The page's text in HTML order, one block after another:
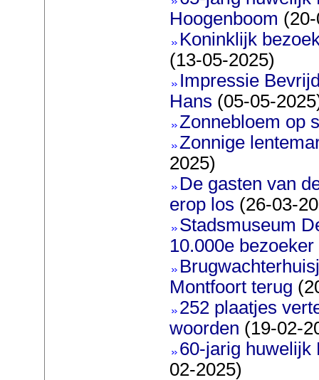
Hoogenboom
Koninklijk
(13-05-2025)
Impressie
Hans (05-05-
Zonnebloem op
Zonnige
2025)
De gasten van
erop los (26-03-
Stadsmuseum
10.000e bezoeker
Montfoort terug
252 plaatjes
woorden (19-02-
60-jarig huwelijk
02-2025)